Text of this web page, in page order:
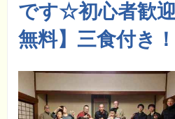
です☆初心者歓
無料】三食付き！